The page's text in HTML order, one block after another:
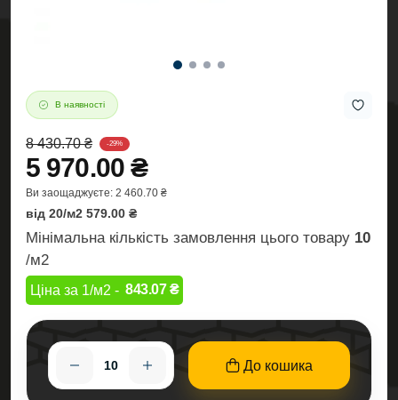
В наявності
8 430.70 ₴ -29%
5 970.00 ₴
Ви заощаджуєте: 2 460.70 ₴
від 20/м2 579.00 ₴
Мінімальна кількість замовлення цього товару 10
/м2
Ціна за 1/м2 - 843.07 ₴
До кошика